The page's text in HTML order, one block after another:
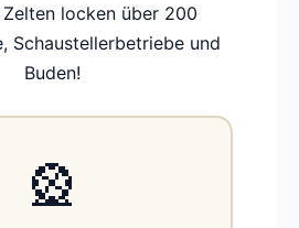
locken über 200
Schaustellerbetriebe und
Buden!
🎡